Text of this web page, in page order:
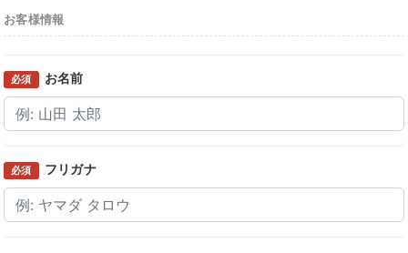
お客様情報
必須 お名前
必須 フリガナ